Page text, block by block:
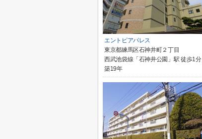
エントピアパレス
東京都練馬区石神井町２丁目
西武池袋線「石神井公園」駅 徒歩1分
築19年